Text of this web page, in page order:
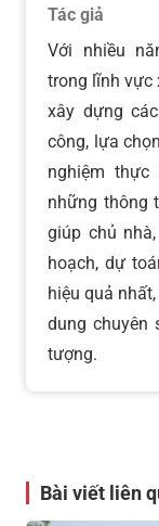
Tác giả
Với nhiều
trong lĩnh vực
xây dựng
công, lựa
nghiệm
những thông
giúp chủ
hoạch, dự
hiệu quả
dung chuyên
tượng.
Bài viết liên